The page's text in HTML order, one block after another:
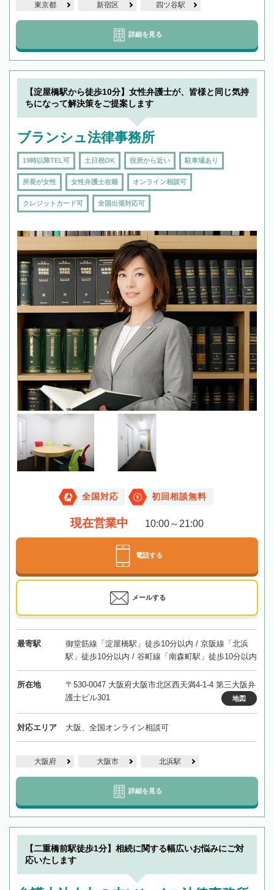
東京都 新宿区 四ツ谷駅
詳細を見る
【淀屋橋駅から徒歩10分】女性弁護士が、皆様と同じ気持
ちになって解決策をご提案します
ブランシュ法律事務所
19時以降TEL可 土日祝OK 役所から近い 駐車場あり
所長が女性 女性弁護士在籍 オンライン相談可
クレジットカード可 全国出張対応可
全国対応 初回相談無料
現在営業中 10:00～21:00
電話する
メールする
最寄駅
御堂筋線「淀屋橋駅」徒歩10分以内 / 京阪線「北浜
駅」徒歩10分以内 / 谷町線「南森町駅」徒歩10分以内
所在地
〒530-0047 大阪府大阪市北区西天満4-1-4 第三大阪弁
護士ビル301
地図
対応エリア 大阪、全国オンライン相談可
大阪府 大阪市 北浜駅
詳細を見る
【二重橋前駅徒歩1分】相続に関する幅広いお悩みにご対
応いたします